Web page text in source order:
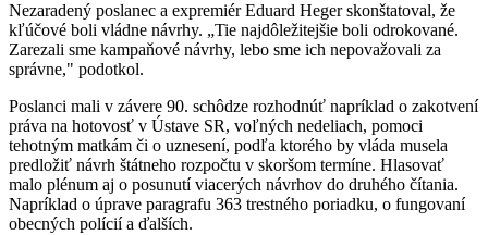
Nezaradený poslanec a expremiér Eduard Heger skonštatoval, že
kľúčové boli vládne návrhy. „Tie najdôležitejšie boli odrokované.
Zarezali sme kampaňové návrhy, lebo sme ich nepovažovali za
správne," podotkol.
Poslanci mali v závere 90. schôdze rozhodnúť napríklad o zakotvení
práva na hotovosť v Ústave SR, voľných nedeliach, pomoci
tehotným matkám či o uznesení, podľa ktorého by vláda musela
predložiť návrh štátneho rozpočtu v skoršom termíne. Hlasovať
malo plénum aj o posunutí viacerých návrhov do druhého čítania.
Napríklad o úprave paragrafu 363 trestného poriadku, o fungovaní
obecných polícií a ďalších.